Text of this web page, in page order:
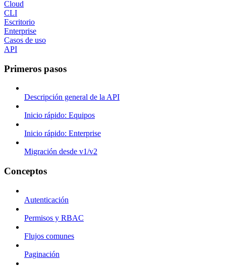
Cloud
CLI
Escritorio
Enterprise
Casos de uso
API
Primeros pasos
Descripción general de la API
Inicio rápido: Equipos
Inicio rápido: Enterprise
Migración desde v1/v2
Conceptos
Autenticación
Permisos y RBAC
Flujos comunes
Paginación